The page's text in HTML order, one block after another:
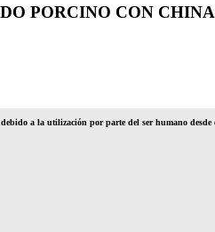
PORCINO CON CHINA
a la utilización por parte del ser humano desde